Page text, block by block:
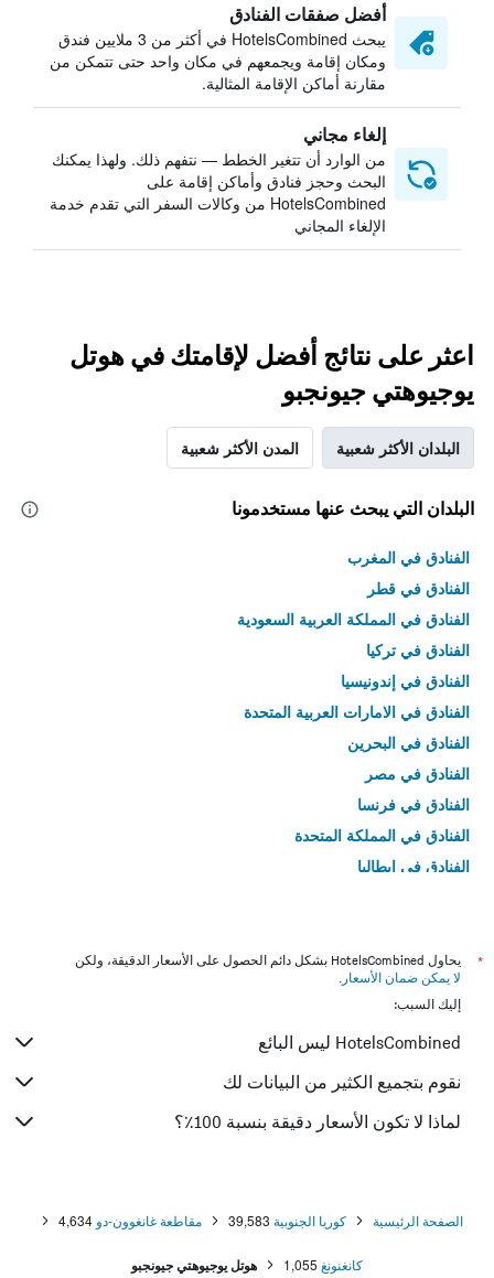
أفضل صفقات الفنادق
يبحث HotelsCombined في أكثر من 3 ملايين فندق
ومكان إقامة ويجمعهم في مكان واحد حتى تتمكن من
مقارنة أماكن الإقامة المثالية.
إلغاء مجاني
من الوارد أن تتغير الخطط — نتفهم ذلك. ولهذا يمكنك
البحث وحجز فنادق وأماكن إقامة على
HotelsCombined من وكالات السفر التي تقدم خدمة
الإلغاء المجاني
اعثر على نتائج أفضل لإقامتك في هوتل
يوجيوهتي جيونجبو
البلدان الأكثر شعبية المدن الأكثر شعبية
البلدان التي يبحث عنها مستخدمونا
الفنادق في المغرب
الفنادق في قطر
الفنادق في المملكة العربية السعودية
الفنادق في تركيا
الفنادق في إندونيسيا
الفنادق في الامارات العربية المتحدة
الفنادق في البحرين
الفنادق في مصر
الفنادق في فرنسا
الفنادق في المملكة المتحدة
الفنادق في إيطاليا
*
يحاول HotelsCombined بشكل دائم الحصول على الأسعار الدقيقة، ولكن
لا يمكن ضمان الأسعار .
إليك السبب:
HotelsCombined ليس البائع
نقوم بتجميع الكثير من البيانات لك
لماذا لا تكون الأسعار دقيقة بنسبة 100٪؟
الصفحة الرئيسية كوريا الجنوبية 39,583 مقاطعة غانغوون-دو 4,634
كانغنونغ 1,055 هوتل يوجيوهتي جيونجبو